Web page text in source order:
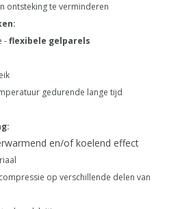
ontsteking te verminderen
-flexibele gelparels
gedurende lange tijd
en/of koelend effect
op verschillende delen van